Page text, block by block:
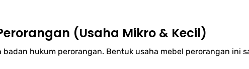
(Usaha Mikro & Kecil)
hukum perorangan. Bentuk usaha mebel perorangan ini